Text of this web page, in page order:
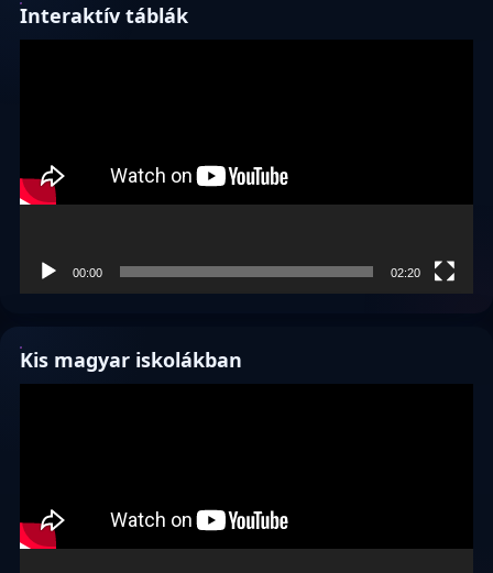
Interaktív táblák
00:00 02:20
Kis magyar iskolákban